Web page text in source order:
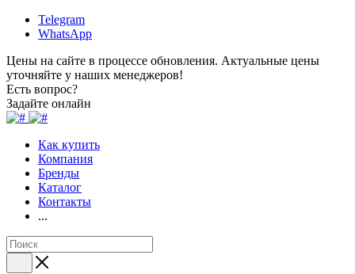
Telegram
WhatsApp
Цены на сайте в процессе обновления. Актуальные цены
уточняйте у наших менеджеров!
Есть вопрос?
Задайте онлайн
Как купить
Компания
Бренды
Каталог
Контакты
...